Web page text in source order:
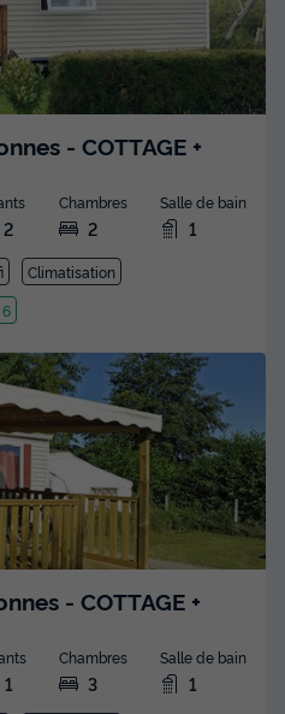
- COTTAGE +
2
Chambres
2
Salle de bain
1
Climatisation
6
- COTTAGE +
1
Chambres
3
Salle de bain
1